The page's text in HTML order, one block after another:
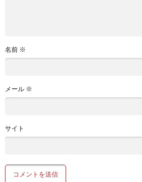
名前 ※
メール ※
サイト